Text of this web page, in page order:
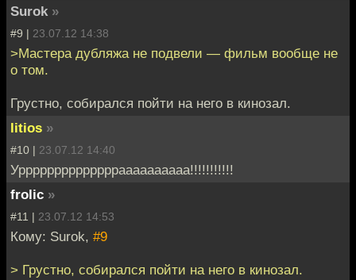
Surok »
#9 | 23.07.12 14:38
>Мастера дубляжа не подвели — фильм вообще не
о том.
Грустно, собирался пойти на него в кинозал.
litios »
#10 | 23.07.12 14:40
Урррррррррррррраааааааааа!!!!!!!!!!!
frolic »
#11 | 23.07.12 14:53
Кому: Surok, #9
> Грустно, собирался пойти на него в кинозал.